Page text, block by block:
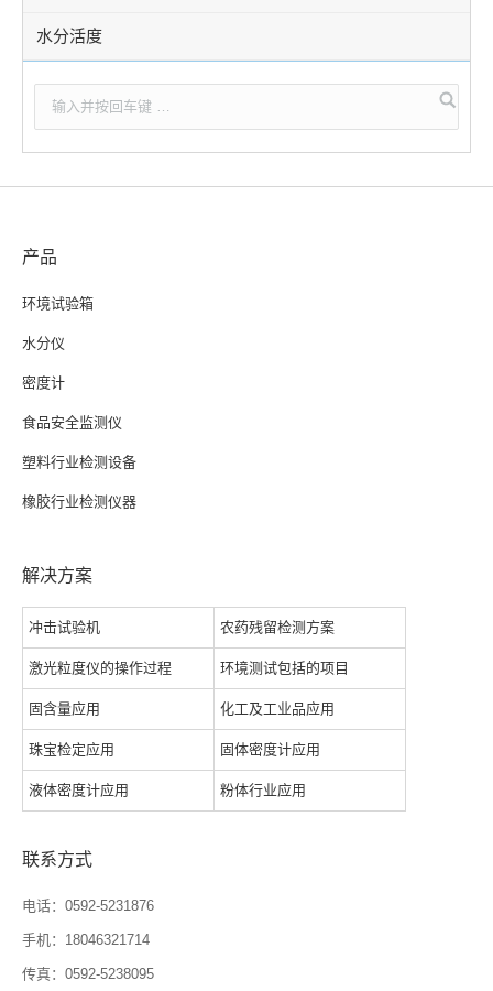
水分活度
产品
环境试验箱
水分仪
密度计
食品安全监测仪
塑料行业检测设备
橡胶行业检测仪器
解决方案
冲击试验机 农药残留检测方案
激光粒度仪的操作过程 环境测试包括的项目
固含量应用 化工及工业品应用
珠宝检定应用 固体密度计应用
液体密度计应用 粉体行业应用
联系方式
电话：0592-5231876
手机：18046321714
传真：0592-5238095